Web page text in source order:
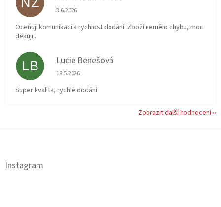
Hodnocení obchodu je 5 z 5 hvězdiček.
3.6.2026
Oceňuji komunikaci a rychlost dodání. Zboží nemělo chybu, moc
děkuji .
LB Lucie Benešová
Hodnocení obchodu je 5 z 5 hvězdiček.
19.5.2026
Super kvalita, rychlé dodání
Zobrazit další hodnocení
Z
Instagram